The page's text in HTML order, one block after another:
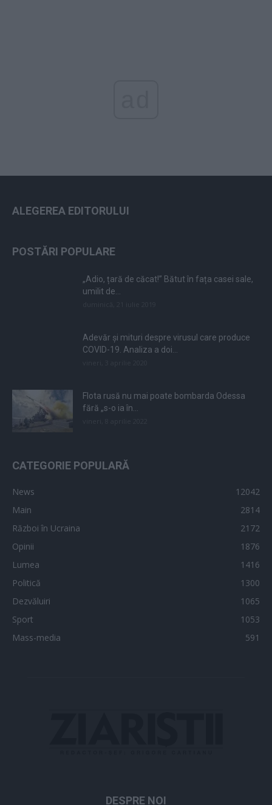
ALEGEREA EDITORULUI
POSTĂRI POPULARE
„Adio, țară de căcat!” Bătut în fața casei sale,
umilit de...
Adevăr și mituri despre virusul care produce
COVID-19. Analiza a doi...
Flota rusă nu mai poate bombarda Odessa
fără „s-o ia în...
CATEGORIE POPULARĂ
News
12042
Main
2814
Război în Ucraina
2172
Opinii
1876
Lumea
1416
Politică
1300
Dezvăluiri
1065
Sport
1053
Mass-media
591
DESPRE NOI